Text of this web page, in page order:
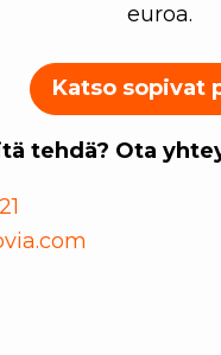
euroa.
Katso sopivat
tehdä? Ota